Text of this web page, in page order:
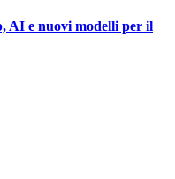
AI e nuovi modelli per il